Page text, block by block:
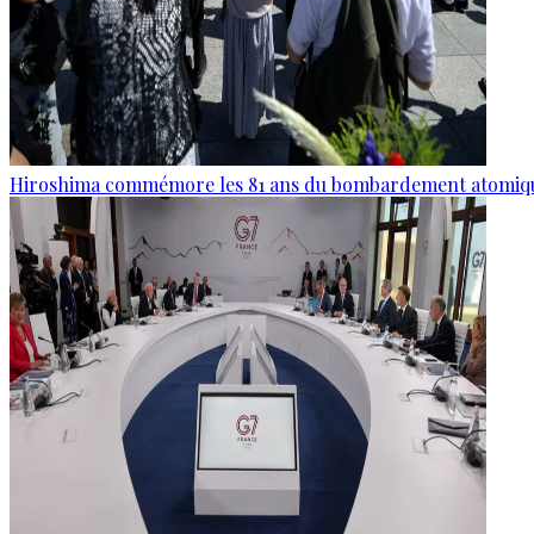
Hiroshima commémore les 81 ans du bombardement